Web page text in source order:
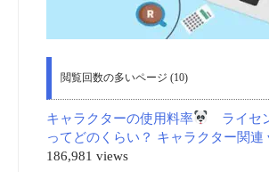
閲覧回数の多いページ (10)
キャラクターの使用料率
ライセ
ってどのくらい？ キャラクター関連
186,981 views